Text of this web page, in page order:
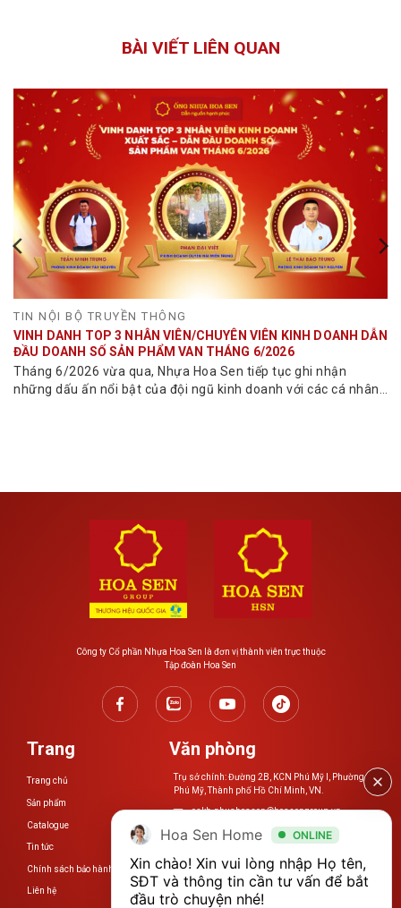
BÀI VIẾT LIÊN QUAN
TIN NỘI BỘ TRUYỀN THÔNG
VINH DANH TOP 3 NHÂN VIÊN/CHUYÊN VIÊN KINH DOANH DẪN
ĐẦU DOANH SỐ SẢN PHẨM VAN THÁNG 6/2026
Tháng 6/2026 vừa qua, Nhựa Hoa Sen tiếp tục ghi nhận
những dấu ấn nổi bật của đội ngũ kinh doanh với các cá nhân
Công ty Cổ phần Nhựa Hoa Sen là đơn vị thành viên trực thuộc
Tập đoàn Hoa Sen
Trang
Trang chủ
Sản phẩm
Catalogue
Tin tức
Chính sách bảo hành
Liên hệ
Văn phòng
Trụ sở chính: Đường 2B, KCN Phú Mỹ I, Phường
Phú Mỹ, Thành phố Hồ Chí Minh, VN.
cskh.nhuahoasen@hoasengroup.vn
0254 3923 888
www.nhuahoasen.vn
Hoa Sen Home ONLINE
Xin chào! Xin vui lòng nhập Họ tên,
SĐT và thông tin cần tư vấn để bắt
đầu trò chuyện nhé!